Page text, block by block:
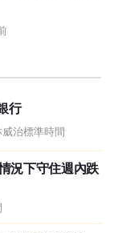
行
威治標準時間
況下守住週內跌